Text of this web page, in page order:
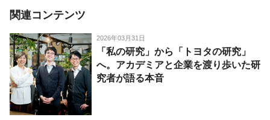
関連コンテンツ
2026年03月31日
「私の研究」から「トヨタの研究」
へ。アカデミアと企業を渡り歩いた研
究者が語る本音